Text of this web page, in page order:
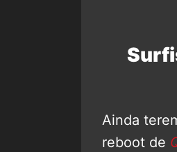
Ainda
reboot de